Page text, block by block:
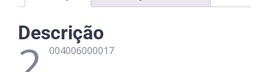
Descrição
004006000017